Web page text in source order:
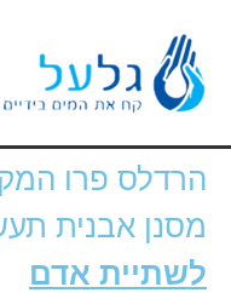
הרדלס פרו
מסנן אבנית
לשתיית אדם